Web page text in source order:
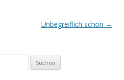
Unbegreiflich schön →